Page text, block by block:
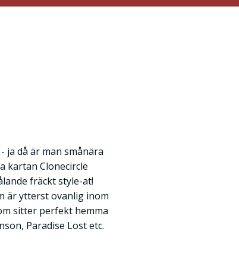
ja då är man smånära
kartan Clonecircle
fräckt style-at!
är ytterst ovanlig inom
sitter perfekt hemma
Paradise Lost etc.